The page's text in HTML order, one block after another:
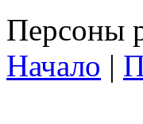
Персоны
Начало |